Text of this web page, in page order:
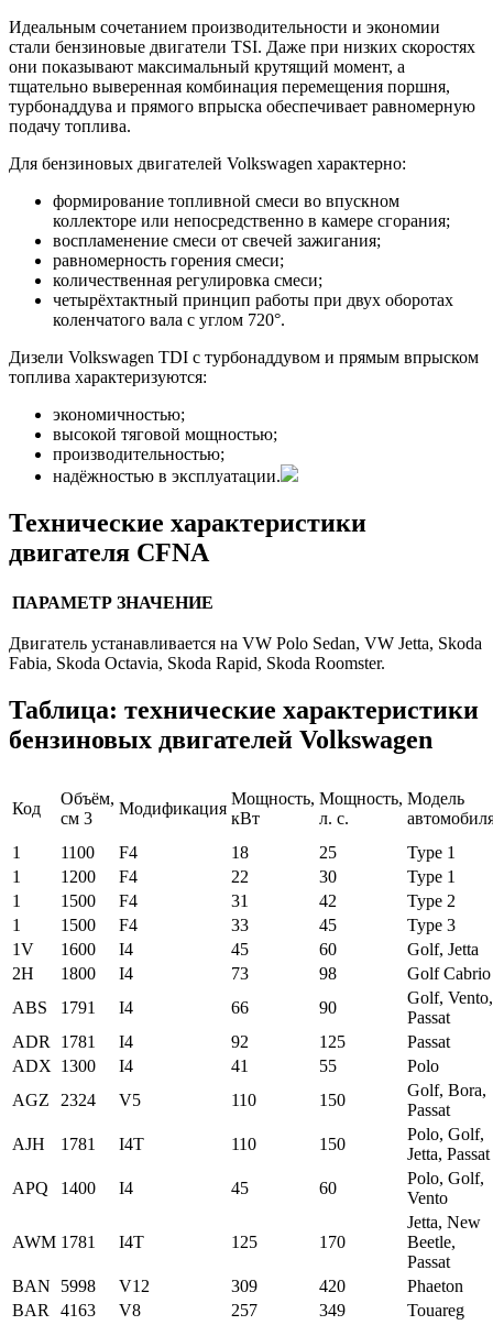
Идеальным сочетанием производительности и экономии
стали бензиновые двигатели TSI. Даже при низких скоростях
они показывают максимальный крутящий момент, а
тщательно выверенная комбинация перемещения поршня,
турбонаддува и прямого впрыска обеспечивает равномерную
подачу топлива.
Для бензиновых двигателей Volkswagen характерно:
формирование топливной смеси во впускном
коллекторе или непосредственно в камере сгорания;
воспламенение смеси от свечей зажигания;
равномерность горения смеси;
количественная регулировка смеси;
четырёхтактный принцип работы при двух оборотах
коленчатого вала с углом 720°.
Дизели Volkswagen TDI с турбонаддувом и прямым впрыском
топлива характеризуются:
экономичностью;
высокой тяговой мощностью;
производительностью;
надёжностью в эксплуатации.
Технические характеристики
двигателя CFNA
ПАРАМЕТР ЗНАЧЕНИЕ
Двигатель устанавливается на VW Polo Sedan, VW Jetta, Skoda
Fabia, Skoda Octavia, Skoda Rapid, Skoda Roomster.
Таблица: технические характеристики
бензиновых двигателей Volkswagen
Код
Объём,
см 3
Модификация
Мощность,
кВт
Мощность,
л. с.
Модель
1
1100 F4 18 25
Type 1
1
1200 F4 22 30
Type 1
1
1500 F4 31 42
Type 2
1
1500 F4 33 45
Type 3
1V
1600 I4 45 60
Golf, Jetta
2H
1800 I4 73 98
Golf Cabrio
ABS
1791 I4 66 90
Golf, Vento,
Passat
ADR 1781 I4 92 125
Passat
ADX 1300 I4 41 55
Polo
AGZ
2324 V5 110 150
Golf, Bora,
Passat
AJH
1781 I4T 110 150
Polo, Golf,
Jetta, Passat
APQ
1400 I4 45 60
Polo, Golf,
Vento
AWM 1781 I4T 125 170
Jetta, New
Beetle,
Passat
BAN
5998 V12 309 420
Phaeton
BAR 4163 V8 257 349 Touareg